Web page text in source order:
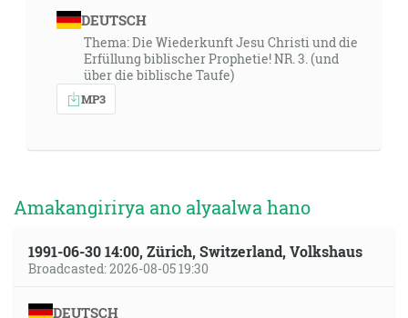
DEUTSCH
Thema: Die Wiederkunft Jesu Christi und die
Erfüllung biblischer Prophetie! NR. 3. (und
über die biblische Taufe)
MP3
Amakangirirya ano alyaalwa hano
1991-06-30 14:00, Zürich, Switzerland, Volkshaus
Broadcasted: 2026-08-05 19:30
DEUTSCH